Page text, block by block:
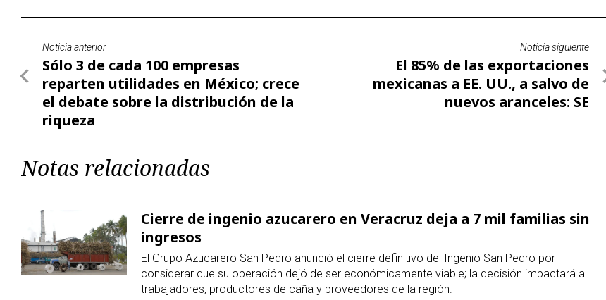
Noticia anterior
Sólo 3 de cada 100 empresas
reparten utilidades en México; crece
el debate sobre la distribución de la
riqueza
Noticia siguiente
El 85% de las exportaciones
mexicanas a EE. UU., a salvo de
nuevos aranceles: SE
Notas relacionadas
Cierre de ingenio azucarero en Veracruz deja a 7 mil familias sin
ingresos
El Grupo Azucarero San Pedro anunció el cierre definitivo del Ingenio San Pedro por
considerar que su operación dejó de ser económicamente viable; la decisión impactará a
trabajadores, productores de caña y proveedores de la región.